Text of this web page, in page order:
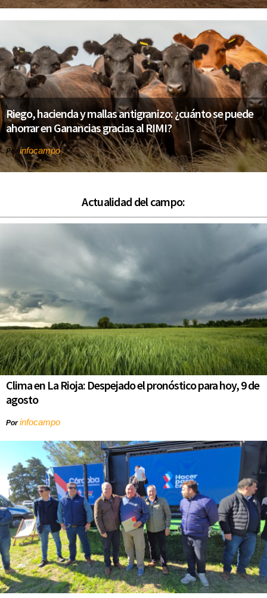
Riego, hacienda y mallas antigranizo: ¿cuánto se puede
ahorrar en Ganancias gracias al RIMI?
Por infocampo
Actualidad del campo:
Clima en La Rioja: Despejado el pronóstico para hoy, 9 de
agosto
Porinfocampo